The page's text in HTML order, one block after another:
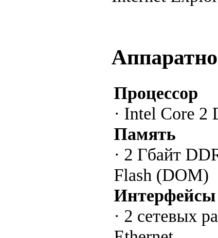
Процессор
· Intel Core 2
Память
· 2 Гбайт
Flash (DOM)
Интерфейсы
· 2 сетевых